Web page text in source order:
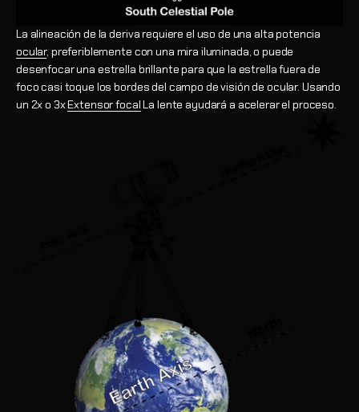
La alineación de la deriva requiere el uso de una alta potencia
ocular, preferiblemente con una mira iluminada, o puede
desenfocar una estrella brillante para que la estrella fuera de
foco casi toque los bordes del campo de visión de ocular. Usando
un 2x o 3xExtensor focalLa lente ayudará a acelerar el proceso.